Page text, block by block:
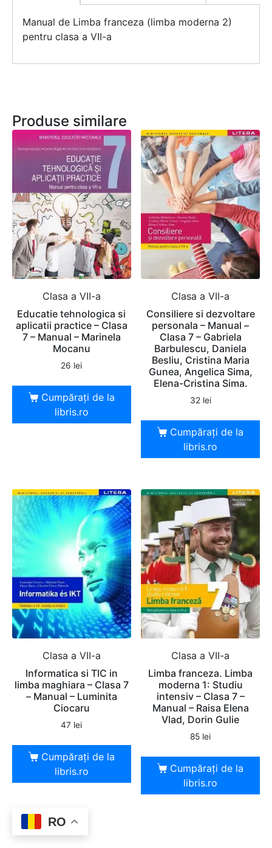
Manual de Limba franceza (limba moderna 2)
pentru clasa a VII-a
Produse similare
Clasa a VII-a
Educatie tehnologica si
aplicatii practice – Clasa
7 – Manual – Marinela
Mocanu
26 lei
Cumpărați de la
libris.ro
Clasa a VII-a
Consiliere si dezvoltare
personala – Manual –
Clasa 7 – Gabriela
Barbulescu, Daniela
Besliu, Cristina Maria
Gunea, Angelica Sima,
Elena-Cristina Sima.
32 lei
Cumpărați de la
libris.ro
Clasa a VII-a
Informatica si TIC in
limba maghiara – Clasa 7
– Manual – Luminita
Ciocaru
47 lei
Cumpărați de la
libris.ro
Clasa a VII-a
Limba franceza. Limba
moderna 1: Studiu
intensiv – Clasa 7 –
Manual – Raisa Elena
Vlad, Dorin Gulie
85 lei
Cumpărați de la
libris.ro
RO